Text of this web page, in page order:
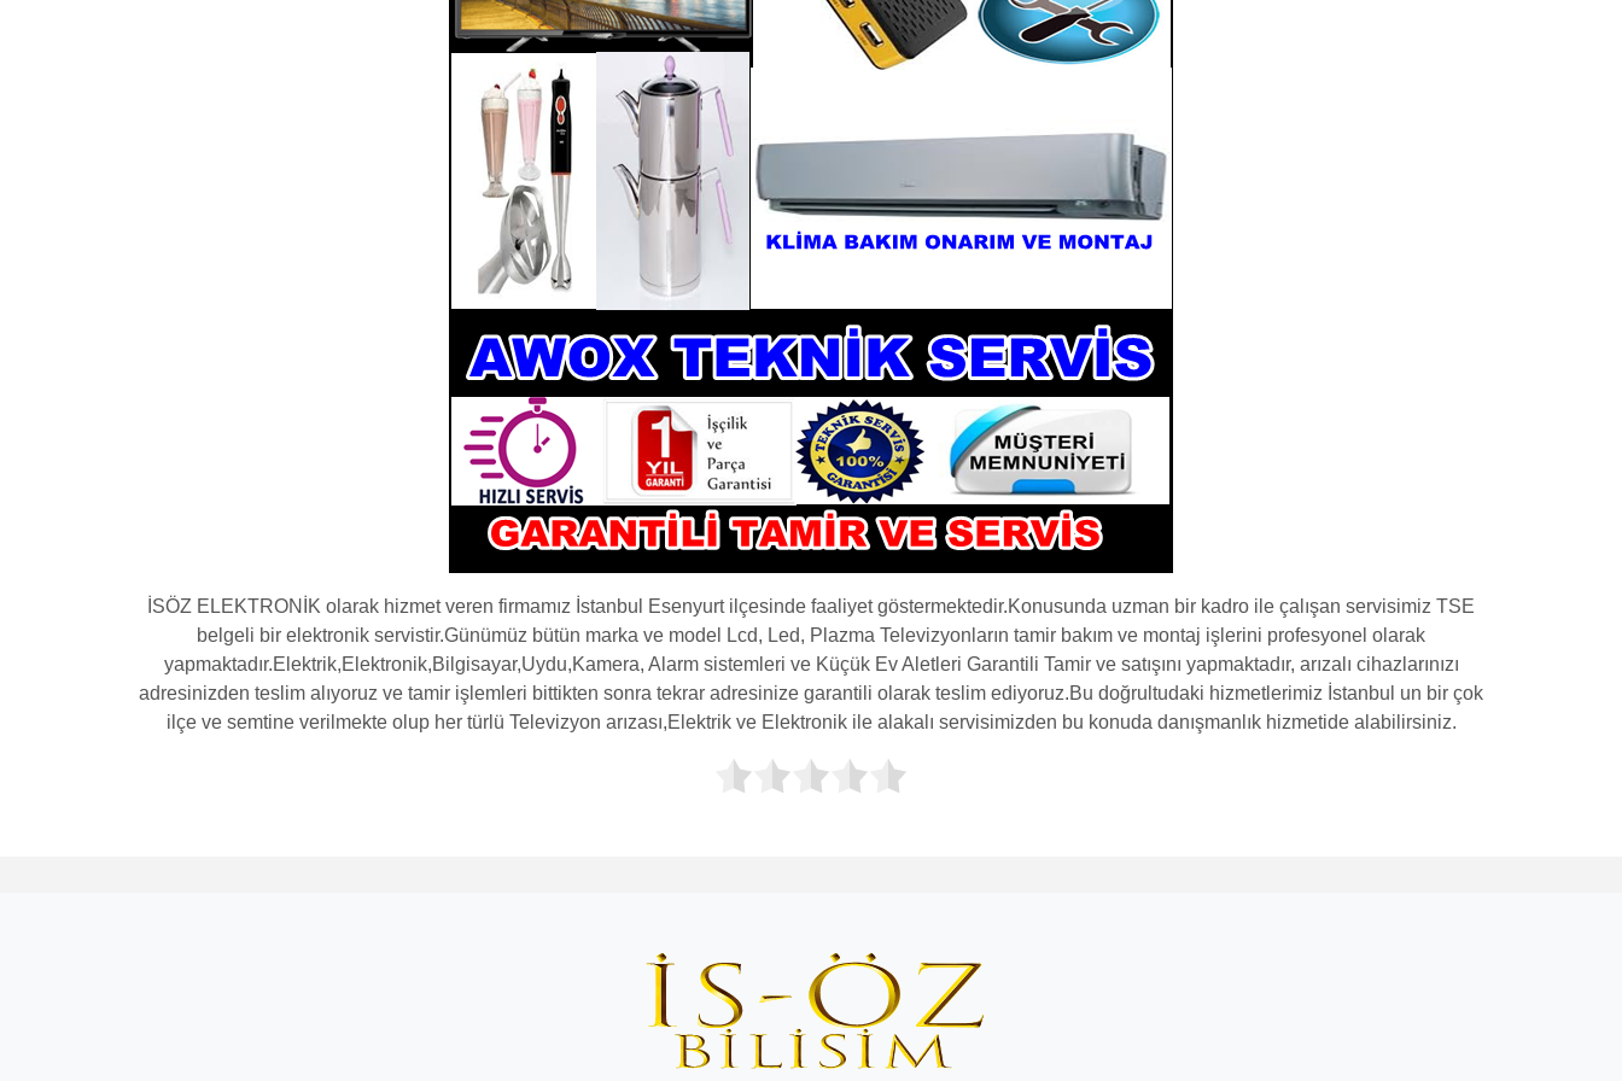
İSÖZ ELEKTRONİK olarak hizmet veren firmamız İstanbul Esenyurt ilçesinde faaliyet göstermektedir.Konusunda uzman bir kadro ile çalışan servisimiz TSE
belgeli bir elektronik servistir.Günümüz bütün marka ve model Lcd, Led, Plazma Televizyonların tamir bakım ve montaj işlerini profesyonel olarak
yapmaktadır.Elektrik,Elektronik,Bilgisayar,Uydu,Kamera, Alarm sistemleri ve Küçük Ev Aletleri Garantili Tamir ve satışını yapmaktadır, arızalı cihazlarınızı
adresinizden teslim alıyoruz ve tamir işlemleri bittikten sonra tekrar adresinize garantili olarak teslim ediyoruz.Bu doğrultudaki hizmetlerimiz İstanbul un bir çok
ilçe ve semtine verilmekte olup her türlü Televizyon arızası,Elektrik ve Elektronik ile alakalı servisimizden bu konuda danışmanlık hizmetide alabilirsiniz.